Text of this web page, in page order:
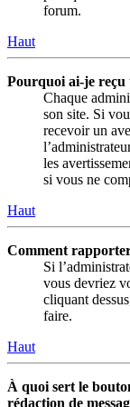
forum.
Haut
Pourquoi ai-je reçu
Chaque
son site. Si
recevoir un
les
si vous ne
Haut
Comment rapporter
Si
vous devriez
cliquant
faire.
Haut
À quoi sert le
rédaction de